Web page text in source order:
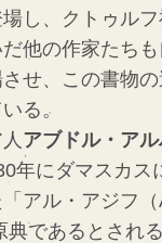
し、クトゥル
他の作家たち
せ、この書物の
る。
アブドル・ア
年にダマスカス
アル・アジフ（
典であるとされ